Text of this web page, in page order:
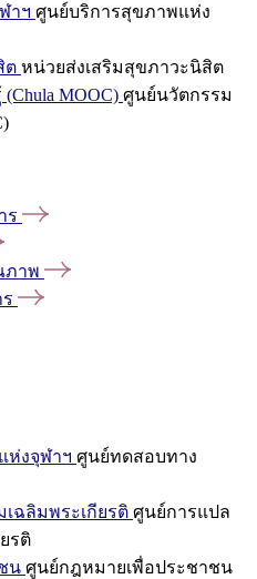
าฯ ศูนย์บริการสุขภาพแห่ง
ต หน่วยส่งเสริมสุขภาวะนิสิต
MOOC) ศูนย์นวัตกรรม
ร
ภาพ
ห่งจุฬาฯ ศูนย์ทดสอบทาง
ฉลิมพระเกียรติ ศูนย์การแปล
รติ
น ศูนย์กฎหมายเพื่อประชาชน